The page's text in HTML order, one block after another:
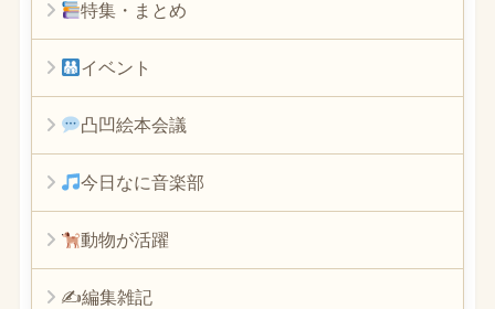
特集・まとめ
イベント
凸凹絵本会議
今日なに音楽部
動物が活躍
✍編集雑記